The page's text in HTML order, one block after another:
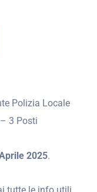
Polizia Locale
3 Posti
2025.